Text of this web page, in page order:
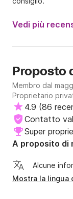
Vedi più
Proposto
Membro dal
Proprietario
4.9 (86
Contatto
Super
A proposito di
Alcune
Mostra la lingua